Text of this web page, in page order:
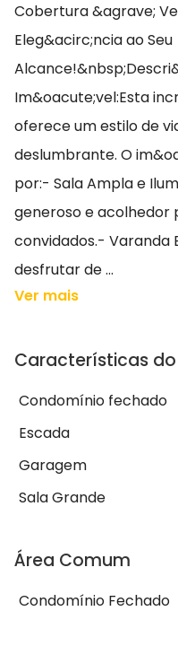
Cobertura &agrave;
Eleg&acirc;ncia ao Seu
Im&oacute;vel:Esta
oferece um estilo de
deslumbrante. O
por:- Sala Ampla e
generoso e
convidados.- Varanda
desfrutar de ...
Ver mais
Características
Condomínio fechado
Escada
Garagem
Sala Grande
Área Comum
Condomínio Fechado